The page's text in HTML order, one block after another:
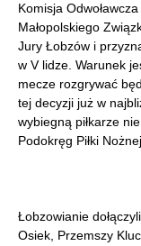
Komisja
Małopolskiego
Jury Łobzów i
w V lidze. Warunek
mecze rozgrywać
tej decyzji już w
wybiegną piłkarze
Podokręg Piłki
Łobzowianie
Osiek, Przemszy